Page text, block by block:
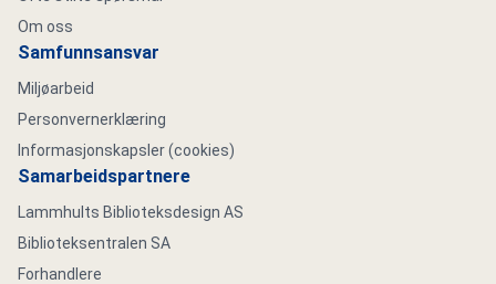
Om oss
Samfunnsansvar
Miljøarbeid
Personvernerklæring
Informasjonskapsler (cookies)
Samarbeidspartnere
Lammhults Biblioteksdesign AS
Biblioteksentralen SA
Forhandlere